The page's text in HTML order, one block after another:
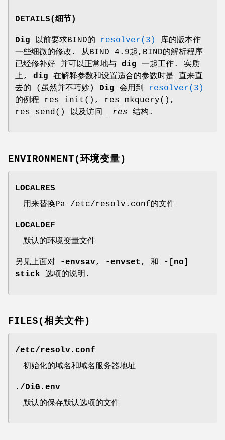
DETAILS(细节)
Dig 以前要求BIND的 resolver(3)
库的版本作
一些细微的修改. 从BIND 4.9起,BIND的解析程序
已经修补好 并可以正常地与 dig 一起工作. 实质
上, dig 在解释参数和设置适合的参数时是 直来直
去的 (虽然并不巧妙) Dig 会用到
resolver(3)
的例程
res_init (), res_mkquery(),
res_send() 以及访问 _res 结构.
ENVIRONMENT(环境变量)
LOCALRES
用来替换Pa /etc/resolv.conf的文件
LOCALDEF
默认的环境变量文件
另见上面对 -envsav, -envset , 和 - no
stick 选项的说明.
FILES(相关文件)
/etc/resolv.conf
初始化的域名和域名服务器地址
./DiG.env
默认的保存默认选项的文件